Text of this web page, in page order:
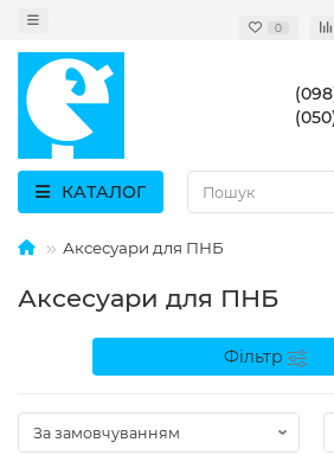
0
КАТАЛОГ
Аксесуари для ПНБ
Аксесуари для ПНБ
Фільтр